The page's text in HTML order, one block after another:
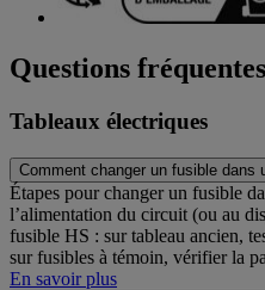
Questions fréquentes
Tableaux électriques
Comment changer un fusible dans
Étapes pour changer un fusible
l’alimentation du circuit (ou au
fusible HS : sur tableau ancien,
sur fusibles à témoin, vérifier la
En savoir plus